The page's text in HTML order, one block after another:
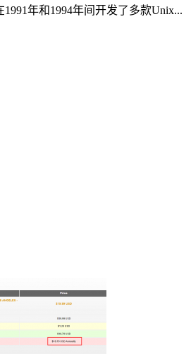
年和1994年间开发了多款Unix...